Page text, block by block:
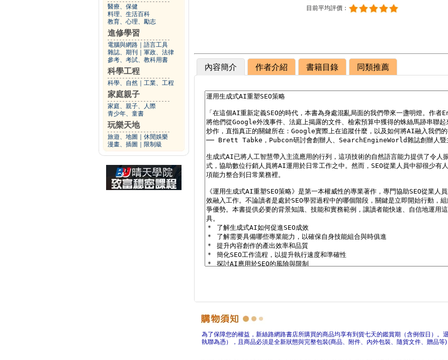
醫療、保健
料理、生活百科
教育、心理、勵志
進修學習
電腦與網路
語言工具
雜誌、期刊
軍政、法律
參考、考試、教科用書
科學工程
科學、自然 工業、工程
家庭親子
家庭、親子、人際
青少年、童書
玩樂天地
旅遊、地圖
休閒娛樂
漫畫、插圖
限制級
目前平均評價：
內容簡介 作者介紹 書籍目錄 同類推薦
為了保障您的權益，新絲路網路書店所購買的商品均享有到貨七天的鑑賞期（含例假日）。
執聯為憑），且商品必須是全新狀態與完整包裝(商品、附件、內外包裝、隨貨文件、贈品等)